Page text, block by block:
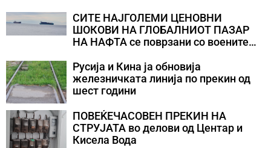
СИТЕ НАЈГОЛЕМИ ЦЕНОВНИ
ШОКОВИ НА ГЛОБАЛНИОТ ПАЗАР
НА НАФТА се поврзани со воените
Русија и Кина ја обновија
железничката линија по прекин од
шест години
ПОВЕЌЕЧАСОВЕН ПРЕКИН НА
СТРУЈАТА во делови од Центар и
Кисела Вода